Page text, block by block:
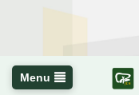
Menu